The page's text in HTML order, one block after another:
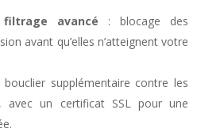
avancé : blocage des
avant qu’elles n’atteignent votre
bouclier supplémentaire contre les
avec un certificat SSL pour une